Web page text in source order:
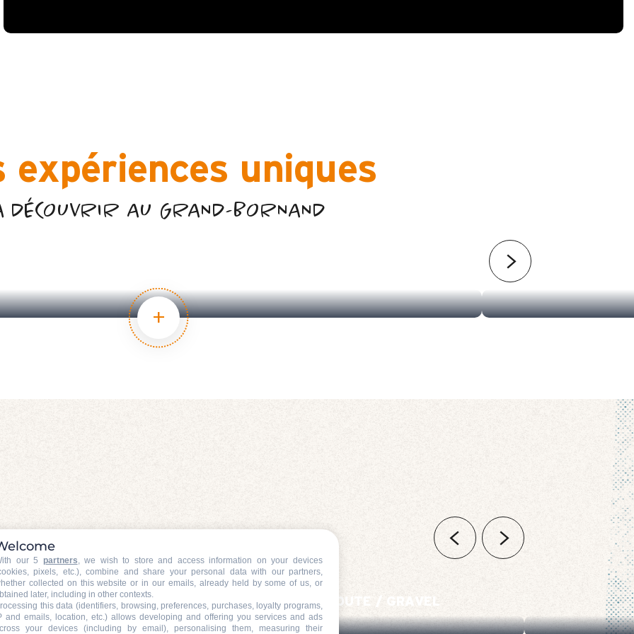
expériences uniques
DÉCOUVRIR AU GRAND-BORNAND
CONNAÎT UN RAYON !
LES ITINÉRAIRES DE VÉLO DE ROUTE / GRAVEL
our 5 partners, we wish to store and access information on your devices
pixels, etc.), combine and share your personal data with our partners,
collected on this website or in our emails, already held by some of us, or
later, including in other contexts.
this data (identifiers, browsing, preferences, purchases, loyalty programs,
and emails, location, etc.) allows developing and offering you services and ads
your devices (including by email), personalising them, measuring their